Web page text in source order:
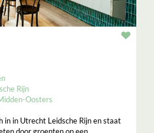
Rijn
Oosters
in in Utrecht Leidsche Rijn en staat